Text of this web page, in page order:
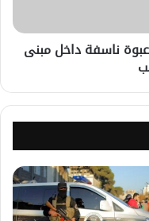
ناسفة داخل مبنى